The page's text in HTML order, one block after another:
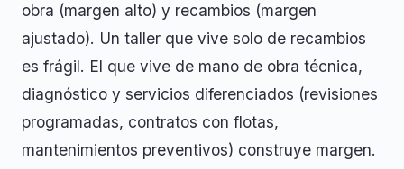
obra (margen alto) y recambios (margen
ajustado). Un taller que vive solo de recambios
es frágil. El que vive de mano de obra técnica,
diagnóstico y servicios diferenciados (revisiones
programadas, contratos con flotas,
mantenimientos preventivos) construye margen.